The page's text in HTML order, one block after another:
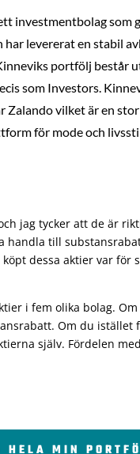
investmentbolag som
har levererat en stabil
portfölj består
som Investors.
Zalando vilket är en
för mode och
jag tycker att de är
till
dessa aktier var för
i fem olika bolag.
Om du
själv. Fördelen
HELA MIN